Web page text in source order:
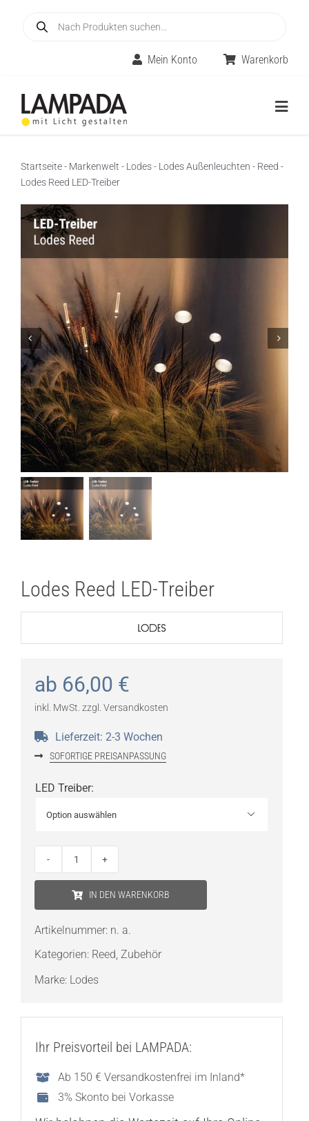
search
Mein Konto Warenkorb
Online-Shop
Innenleuchten
Räume
Außenleuchten
Lichtplanung
Referenzen
Marken
Ratgeber
Sale
Startseite- Markenwelt - Lodes- Lodes Außenleuchten - Reed -
Lodes Reed LED-Treiber
Lodes Reed LED-Treiber
ab 66,00 €
inkl. MwSt. zzgl. Versandkosten
Lieferzeit: 2-3 Wochen
SOFORTIGE PREISANPASSUNG
LED Treiber:

IN DEN WARENKORB
Artikelnummer: n. a.
Kategorien: Reed, Zubehör
Marke: Lodes
Ihr Preisvorteil bei LAMPADA:
Ab 150 € Versandkostenfrei im Inland*
3% Skonto bei Vorkasse